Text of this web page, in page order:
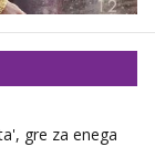
gre za enega